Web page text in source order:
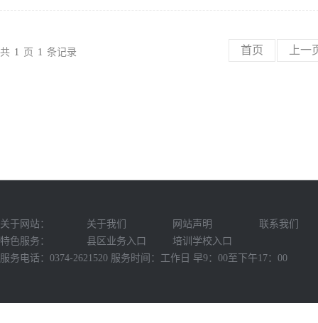
共 1 页 1 条记录 首页 上一
关于网站： 关于我们 网站声明
联系我们
特色服务：
县区业务入口
培训学校入口
服务电话：0374-2621520 服务时间：工作日 早9：00至下午17：00